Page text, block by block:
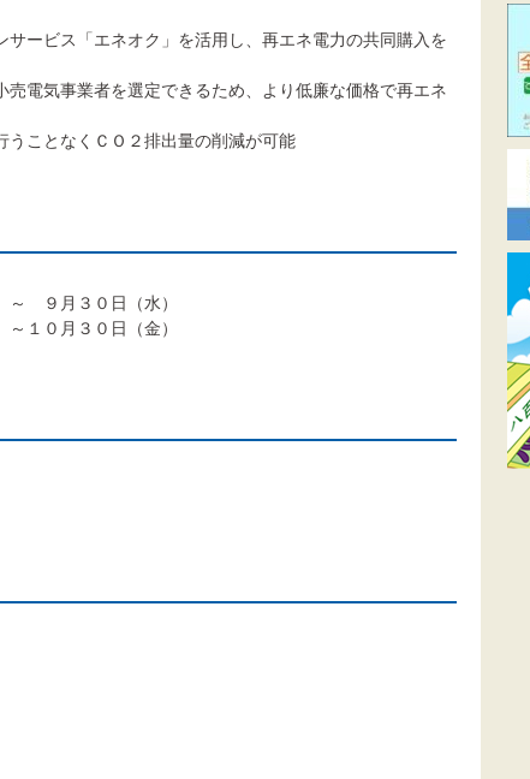
ービス「エネオク」を活用し、再エネ電力の共同購入を
電気事業者を選定できるため、より低廉な価格で再エネ
うことなくＣＯ２排出量の削減が可能
～ ９月３０日（水）
月３０日（金）